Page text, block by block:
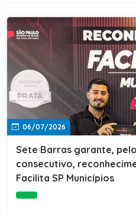
06/07/2026
Sete Barras garante,
consecutivo,
Facilita SP Municípios